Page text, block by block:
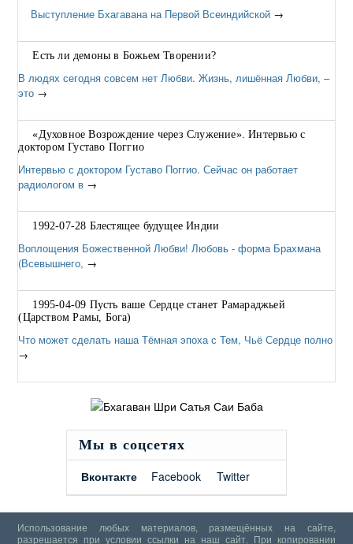
Выступление Бхагавана на Первой Всеиндийской →
Есть ли демоны в Божьем Творении?
В людях сегодня совсем нет Любви. Жизнь, лишённая Любви, –
это →
«Духовное Возрождение через Cлужение». Интервью с
доктором Густаво Поггио
Интервью с доктором Густаво Поггио. Сейчас он работает
радиологом в →
1992-07-28 Блестящее будущее Индии
Воплощения Божественной Любви! Любовь - форма Брахмана
(Всевышнего, →
1995-04-09 Пусть ваше Сердце станет Рамараджьей
(Царством Рамы, Бога)
Что может сделать наша Тёмная эпоха с Тем, Чьё Сердце полно
→
Мы в соцсетях
Вконтакте
Facebook Twitter
Использование любых материалов, размещённых на сайте,
разрешается при условии ссылки на наш сайт. При копировании